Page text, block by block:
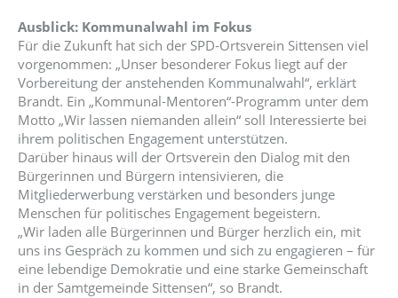
Ausblick: Kommunalwahl im Fokus
Für die Zukunft hat sich der SPD-Ortsverein Sittensen viel
vorgenommen: „Unser besonderer Fokus liegt auf der
Vorbereitung der anstehenden Kommunalwahl“, erklärt
Brandt. Ein „Kommunal-Mentoren“-Programm unter dem
Motto „Wir lassen niemanden allein“ soll Interessierte bei
ihrem politischen Engagement unterstützen.
Darüber hinaus will der Ortsverein den Dialog mit den
Bürgerinnen und Bürgern intensivieren, die
Mitgliederwerbung verstärken und besonders junge
Menschen für politisches Engagement begeistern.
„Wir laden alle Bürgerinnen und Bürger herzlich ein, mit
uns ins Gespräch zu kommen und sich zu engagieren – für
eine lebendige Demokratie und eine starke Gemeinschaft
in der Samtgemeinde Sittensen“, so Brandt.